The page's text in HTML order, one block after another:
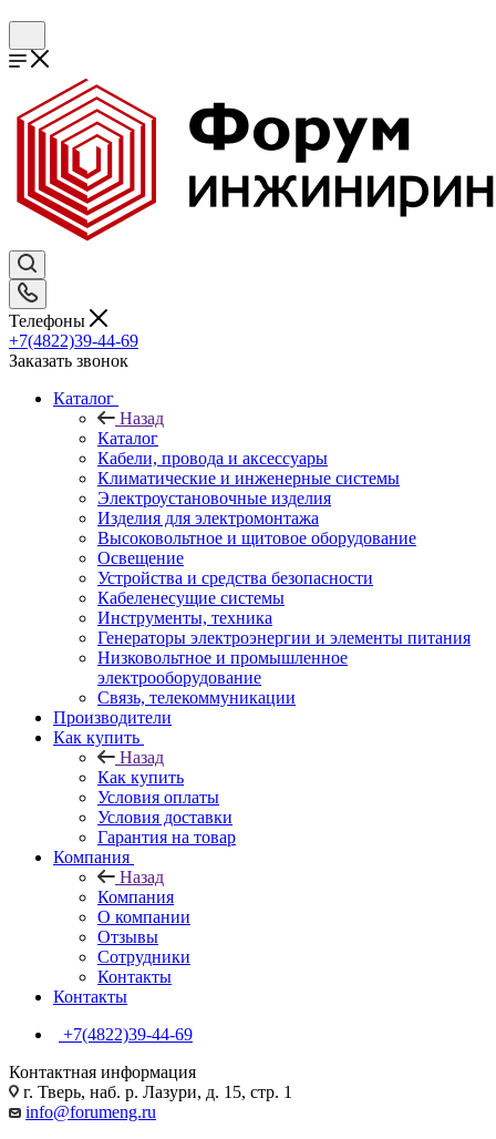
Телефоны
+7(4822)39-44-69
Заказать звонок
Каталог
Назад
Каталог
Кабели, провода и аксессуары
Климатические и инженерные системы
Электроустановочные изделия
Изделия для электромонтажа
Высоковольтное и щитовое оборудование
Освещение
Устройства и средства безопасности
Кабеленесущие системы
Инструменты, техника
Генераторы электроэнергии и элементы питания
Низковольтное и промышленное
электрооборудование
Связь, телекоммуникации
Производители
Как купить
Назад
Как купить
Условия оплаты
Условия доставки
Гарантия на товар
Компания
Назад
Компания
О компании
Отзывы
Сотрудники
Контакты
Контакты
+7(4822)39-44-69
Контактная информация
г. Тверь, наб. р. Лазури, д. 15, стр. 1
info@forumeng.ru